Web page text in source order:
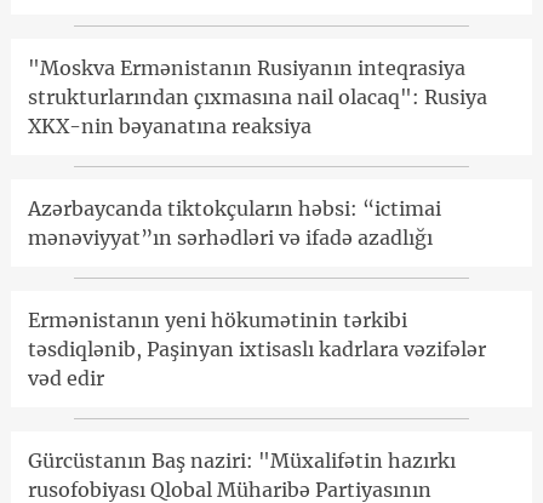
"Moskva Ermənistanın Rusiyanın inteqrasiya
strukturlarından çıxmasına nail olacaq": Rusiya
XKX-nin bəyanatına reaksiya
Azərbaycanda tiktokçuların həbsi: “ictimai
mənəviyyat”ın sərhədləri və ifadə azadlığı
Ermənistanın yeni hökumətinin tərkibi
təsdiqlənib, Paşinyan ixtisaslı kadrlara vəzifələr
vəd edir
Gürcüstanın Baş naziri: "Müxalifətin hazırkı
rusofobiyası Qlobal Müharibə Partiyasının